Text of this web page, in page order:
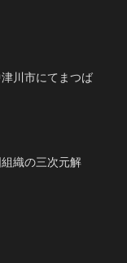
川市にてまつば
織の三次元解